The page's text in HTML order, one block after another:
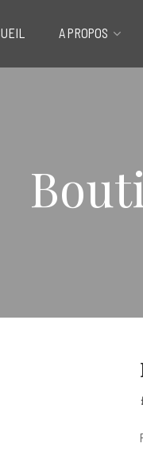
A PROPOS